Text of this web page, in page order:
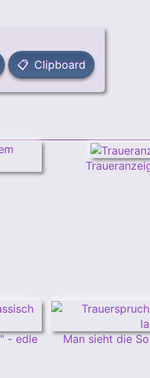
📋 Clipboard
- edle
Man sieht die